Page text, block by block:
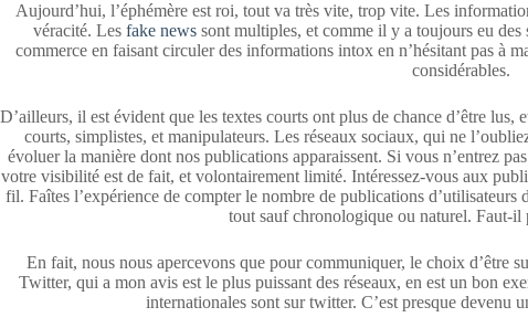
Aujourd’hui, l’éphémère est roi, tout va très vite, trop vite. Les
véracité. Les fake newssont multiples, et comme il y a toujours eu des
commerce en faisant circuler des informations intox en n’hésitant pas à
considérables.
D’ailleurs, il est évident que les textes courts ont plus de chance d’être lus,
courts, simplistes, et manipulateurs. Les réseaux sociaux, qui ne
évoluer la manière dont nos publications apparaissent. Si vous n’entrez
votre visibilité est de fait, et volontairement limité. Intéressez-vous aux
fil. Faîtes l’expérience de compter le nombre de publications
tout sauf chronologique ou naturel. Faut-il
En fait, nous nous apercevons que pour communiquer, le choix d’être
Twitter, qui a mon avis est le plus puissant des réseaux, en est un bon
internationales sont sur twitter. C’est presque devenu